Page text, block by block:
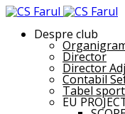
Despre club
Director
Director
Contabil
Tabel
EU